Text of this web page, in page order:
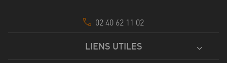
02 40 62 11 02
LIENS UTILES